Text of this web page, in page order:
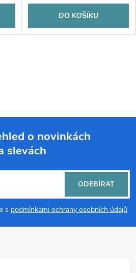
DO KOŠÍKU
o novinkách
slevách
s podmínkami ochrany osobních údajů
ODEBÍRAT